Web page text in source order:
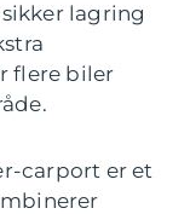
lagring
flere biler
carport er et